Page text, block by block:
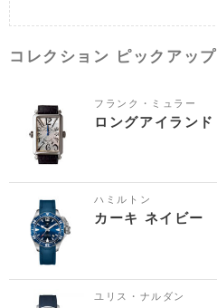
コレクション ピックアップ
フランク・ミュラー
ロングアイランド
ハミルトン
カーキ ネイビー
ユリス・ナルダン